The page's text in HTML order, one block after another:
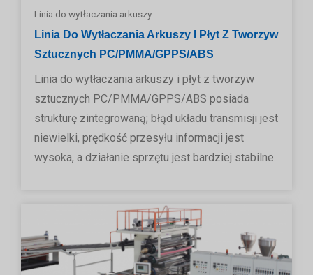
Linia do wytłaczania arkuszy
Linia Do Wytłaczania Arkuszy I Płyt Z Tworzyw
Sztucznych PC/PMMA/GPPS/ABS
Linia do wytłaczania arkuszy i płyt z tworzyw
sztucznych PC/PMMA/GPPS/ABS posiada
strukturę zintegrowaną; błąd układu transmisji jest
niewielki, prędkość przesyłu informacji jest
wysoka, a działanie sprzętu jest bardziej stabilne.